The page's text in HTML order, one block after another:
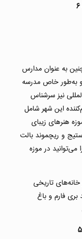
به عنوان مدارس
به‌طور خاص مدرسه
نیز سرشناس
این شهر شامل
هنرهای زیبای
و ریچموند بالت
در موزه
تاریخی
بری فارم و باغ